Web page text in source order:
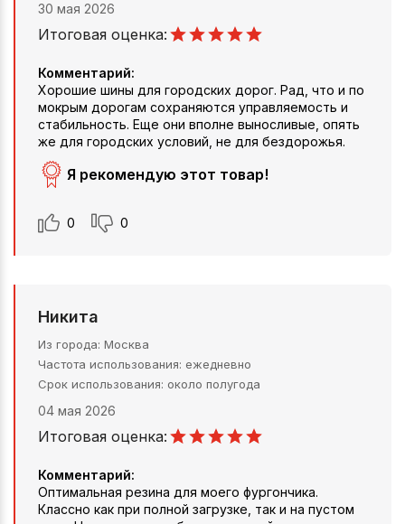
30 мая 2026
Итоговая оценка:
Комментарий:
Хорошие шины для городских дорог. Рад, что и по
мокрым дорогам сохраняются управляемость и
стабильность. Еще они вполне выносливые, опять
же для городских условий, не для бездорожья.
Я рекомендую этот товар!
0 0
Никита
Из города Москва
Частота использования ежедневно
Срок использования около полугода
04 мая 2026
Итоговая оценка:
Комментарий:
Оптимальная резина для моего фургончика.
Классно как при полной загрузке, так и на пустом